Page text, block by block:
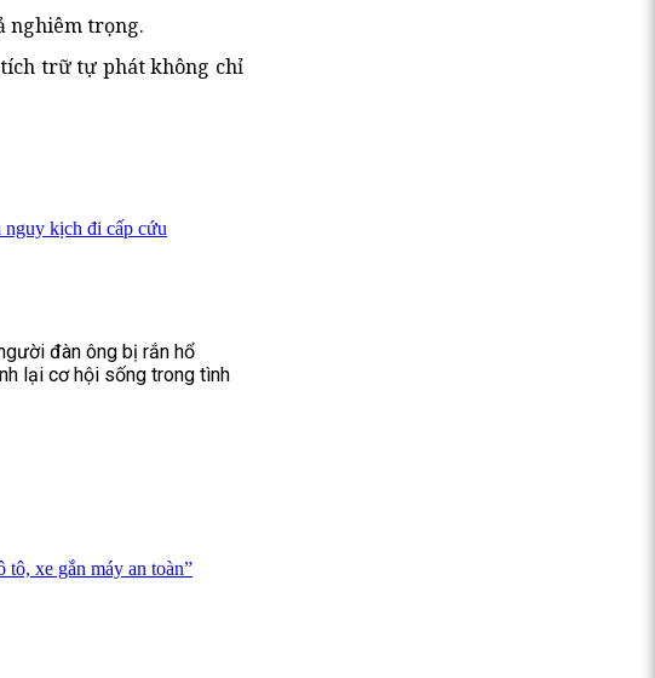
nghiêm trọng.
trữ tự phát không chỉ
nguy kịch đi cấp cứu
đàn ông bị rắn hổ
lại cơ hội sống trong tình
xe gắn máy an toàn”